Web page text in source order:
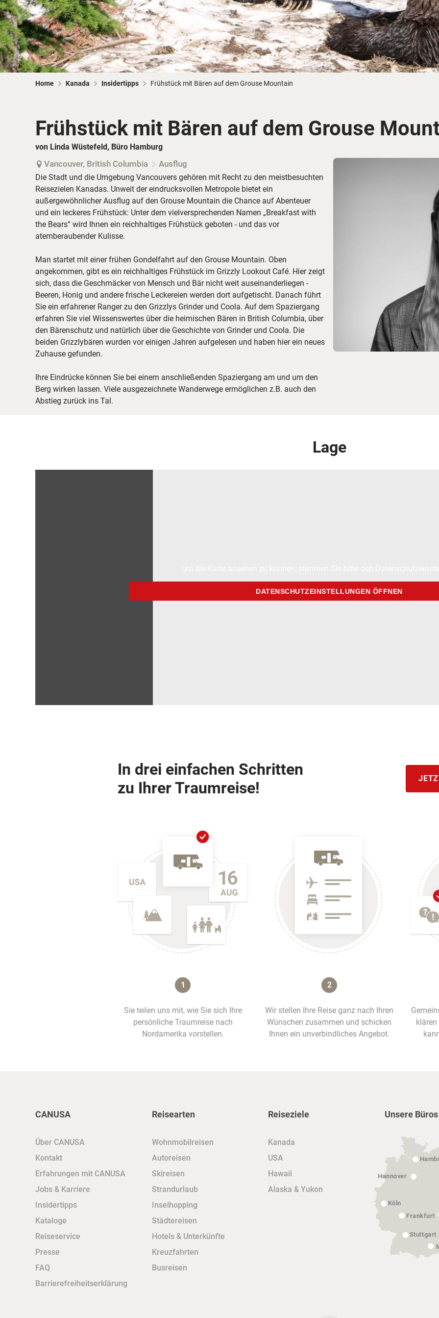
© ShaneMyersPhoto
Hawaii
Busreisen
© Chris Frey
Skireisen
Routen­vorschläge
© Swissmediavision/ ...
CANUSA-Magazin
Reisebüro-Service
Über uns
Home Kanada Insidertipps Frühstück mit Bären auf dem Grouse Mountain
Frühstück mit Bären auf dem Grouse
von Linda Wüstefeld, Büro Hamburg
Vancouver, British Columbia Ausflug
Die Stadt und die Umgebung Vancouvers gehören mit Recht zu den meistbesuchten
Reisezielen Kanadas. Unweit der eindrucksvollen Metropole bietet ein
außergewöhnlicher Ausflug auf den Grouse Mountain die Chance auf Abenteuer
und ein leckeres Frühstück: Unter dem vielversprechenden Namen „Breakfast with
the Bears“ wird Ihnen ein reichhaltiges Frühstück geboten - und das vor
atemberaubender Kulisse.
Man startet mit einer frühen Gondelfahrt auf den Grouse Mountain. Oben
angekommen, gibt es ein reichhaltiges Frühstück im Grizzly Lookout Café. Hier zeigt
sich, dass die Geschmäcker von Mensch und Bär nicht weit auseinanderliegen -
Beeren, Honig und andere frische Leckereien werden dort aufgetischt. Danach führt
Sie ein erfahrener Ranger zu den Grizzlys Grinder und Coola. Auf dem Spaziergang
erfahren Sie viel Wissenswertes über die heimischen Bären in British Columbia, über
den Bärenschutz und natürlich über die Geschichte von Grinder und Coola. Die
beiden Grizzlybären wurden vor einigen Jahren aufgelesen und haben hier ein neues
Zuhause gefunden.
Ihre Eindrücke können Sie bei einem anschließenden Spaziergang am und um den
Berg wirken lassen. Viele ausgezeichnete Wanderwege ermöglichen z.B. auch den
Abstieg zurück ins Tal.
Lage
DATENSCHUTZEINSTELLUNGEN ÖFFNEN
In drei einfachen Schritten
zu Ihrer Traumreise!
1
Sie teilen uns mit, wie Sie sich Ihre
persönliche Traumreise nach
Nordamerika vorstellen.
2
Wir stellen Ihre Reise ganz nach Ihren
Wünschen zusammen und schicken
Ihnen ein unverbindliches Angebot.
CANUSA
Über CANUSA
Kontakt
Erfahrungen mit CANUSA
Jobs & Karriere
Insidertipps
Kataloge
Reiseservice
Presse
FAQ
Barrierefreiheitserklärung
Reisearten
Wohnmobilreisen
Autoreisen
Skireisen
Strandurlaub
Inselhopping
Städtereisen
Hotels & Unterkünfte
Kreuzfahrten
Busreisen
Reiseziele
Kanada
USA
Hawaii
Alaska & Yukon
Unsere Büros
Hannover
Köln
Frankfurt
Stuttgart